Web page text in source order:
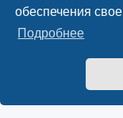
обеспечения
Подробнее